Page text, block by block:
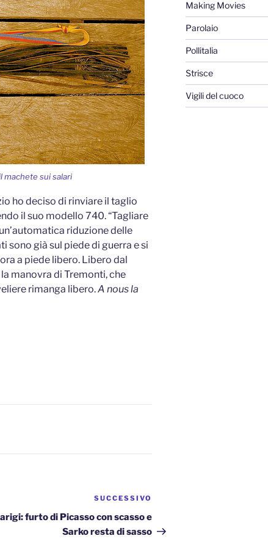
machete sui salari
ho deciso di rinviare il taglio
il suo modello 740. “Tagliare
riduzione delle
sono già sul piede di guerra e si
a piede libero. Libero dal
manovra di Tremonti, che
rimanga libero.A nous la
successivo
SUCCESSIVO
furto di Picasso con scasso e
Sarko resta di sasso
Making Movies
Parolaio
Pollitalia
Strisce
Vigili del cuoco